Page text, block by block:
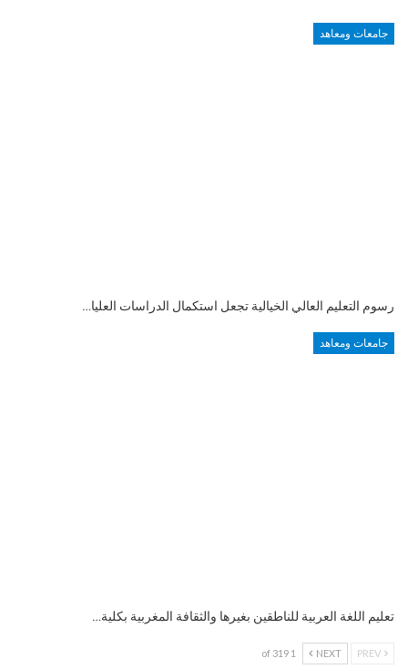
جامعات ومعاهد
رسوم التعليم العالي الخيالية تجعل استكمال الدراسات العليا…
جامعات ومعاهد
تعليم اللغة العربية للناطقين بغيرها والثقافة المغربية بكلية…
NEXT
1 of 319